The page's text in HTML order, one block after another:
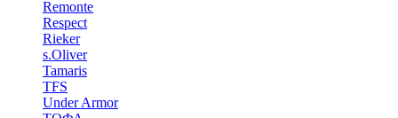
Remonte
Respect
Rieker
s.Oliver
Tamaris
TFS
Under Armor